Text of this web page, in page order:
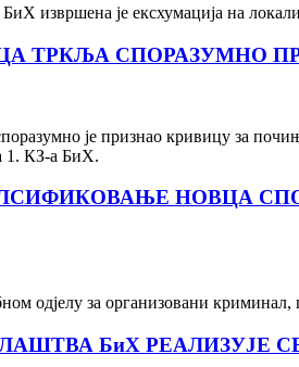
извршена је ексхумација на
ТРКЉА СПОРАЗУМНО
је признао кривицу за
1. КЗ-а БиХ.
НОВЦА
одјелу за организовани
БиХ РЕАЛИЗУЈЕ